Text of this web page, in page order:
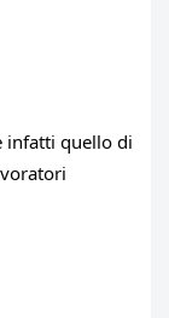
infatti quello di